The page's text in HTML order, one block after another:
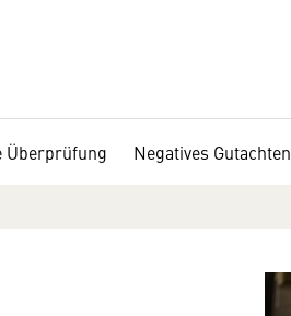
Überprüfung Negatives Gutachten